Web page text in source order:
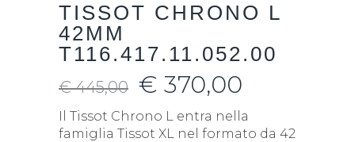
TISSOT CHRONO L
42MM
T116.417.11.052.00
€445,00 € 370,00
Il Tissot Chrono L entra nella
famiglia Tissot XL nel formato da 42